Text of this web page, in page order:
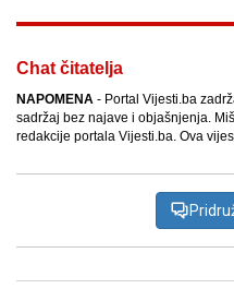
Chat čitatelja
NAPOMENA - Portal Vijesti.ba
sadržaj bez najave i objašnjenja.
redakcije portala Vijesti.ba. Ova